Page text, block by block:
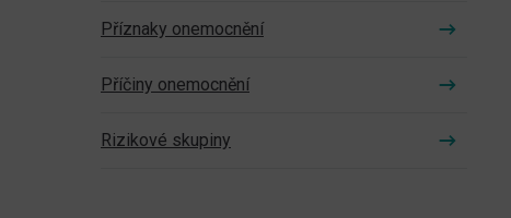
Příznaky onemocnění
Příčiny onemocnění
Rizikové skupiny